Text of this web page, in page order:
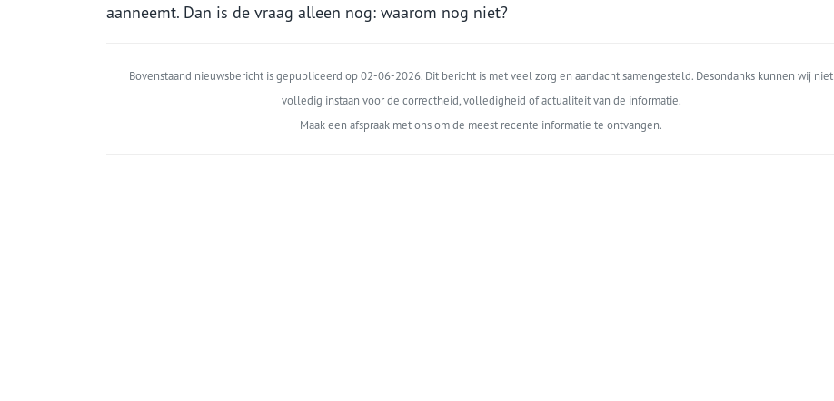
aanneemt. Dan is de vraag alleen nog: waarom nog niet?
Bovenstaand nieuwsbericht is gepubliceerd op 02-06-2026. Dit bericht is met veel zorg en aandacht samengesteld. Desondanks kunnen wij niet
volledig instaan voor de correctheid, volledigheid of actualiteit van de informatie.
Maak een afspraak met ons om de meest recente informatie te ontvangen.